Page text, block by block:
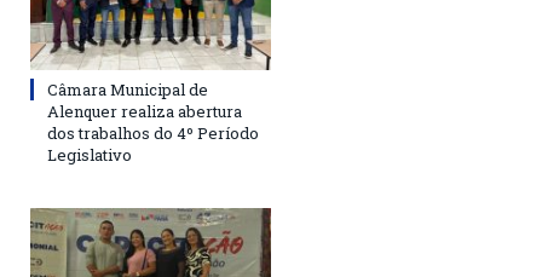
Câmara Municipal de
Alenquer realiza abertura
dos trabalhos do 4º Período
Legislativo